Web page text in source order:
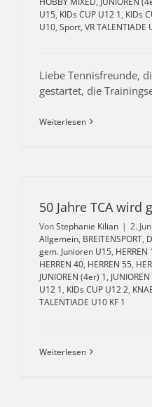
U15, KIDs CUP U12 1, KIDs
U10, Sport, VR TALENTIADE
Liebe Tennisfreunde,
gestartet, die
Weiterlesen
50 Jahre TCA wird
VonStephanie Kilian | 2.
Allgemein, BREITENSPORT,
gem. Junioren U15, HERREN
HERREN 40, HERREN 55,
JUNIOREN (4er) 1, JUNIOREN
U12 1, KIDs CUP U12 2,
TALENTIADE U10 KF 1
Weiterlesen